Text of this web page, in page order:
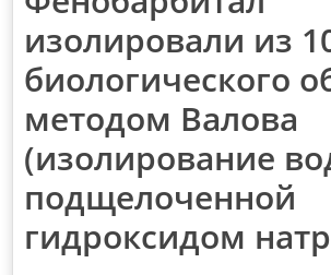
изолировали из
биологического
методом Валова
(изолирование
подщелоченной
гидроксидом